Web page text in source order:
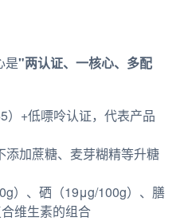
是"两认证、一核心、多配
）+低嘌呤认证，代表产品
添加蔗糖、麦芽糊精等升糖
）、硒（19μg/100g）、膳
维生素的组合